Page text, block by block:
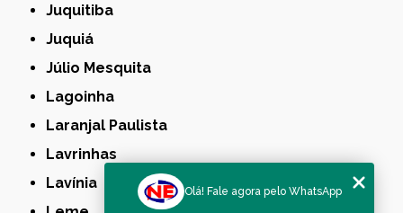
Juquitiba
Juquiá
Júlio Mesquita
Lagoinha
Laranjal Paulista
Lavrinhas
Lavínia
Olá! Fale agora pelo WhatsApp